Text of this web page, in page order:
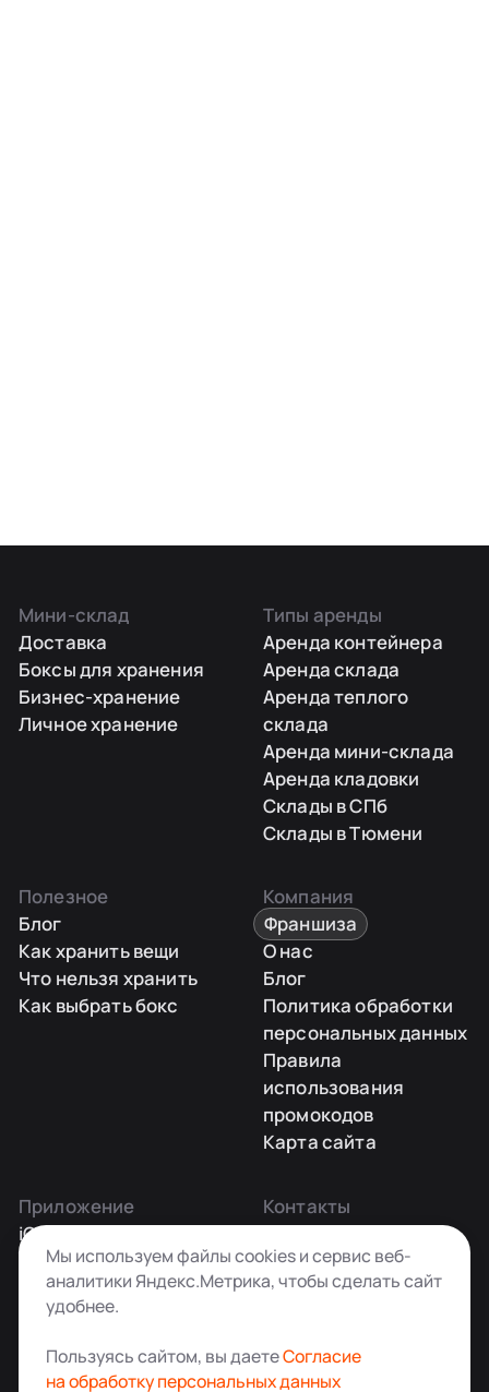
Мини-склад
Доставка
Боксы для хранения
Бизнес-хранение
Личное хранение
Типы аренды
Аренда контейнера
Аренда склада
Аренда теплого
склада
Аренда мини-склада
Аренда кладовки
Склады в СПб
Склады в Тюмени
Полезное
Блог
Как хранить вещи
Что нельзя хранить
Как выбрать бокс
Компания
Франшиза
О нас
Блог
Политика обработки
персональных данных
Правила
использования
промокодов
Карта сайта
Приложение
iOS
Android
Контакты
Заказать звонок
+7 495 181-55-45
info@kladovkin.ru
Мы используем файлы cookies и сервис веб-
аналитики Яндекс.Метрика, чтобы сделать сайт
удобнее.
Пользуясь сайтом, вы даетеСогласие
на обработку персональных данных